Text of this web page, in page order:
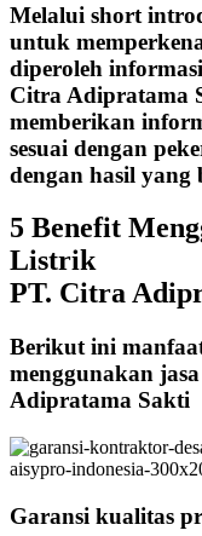
Melalui short
untuk
diperoleh
Citra Adipratama
memberikan
sesuai dengan
dengan hasil
5 Benefit
Listrik
PT. Citra
Berikut ini
menggunakan
Adipratama Sakti
Garansi kualitas